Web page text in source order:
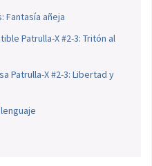
Fantasía añeja
Patrulla-X #2-3: Tritón al
Patrulla-X #2-3: Libertad y